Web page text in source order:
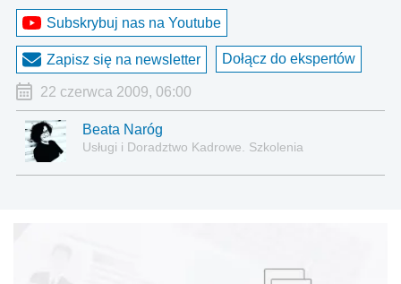
Subskrybuj nas na Youtube
Zapisz się na newsletter Dołącz do ekspertów
22 czerwca 2009, 06:00
Beata Naróg
Usługi i Doradztwo Kadrowe. Szkolenia